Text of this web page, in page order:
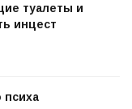
туалеты и
инцест
психа